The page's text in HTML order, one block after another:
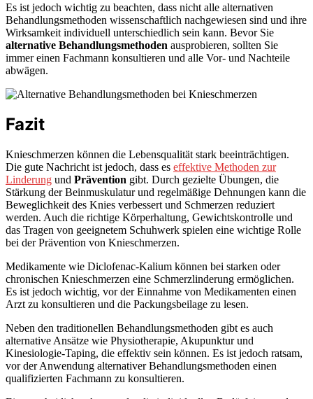
Es ist jedoch wichtig zu beachten, dass nicht alle alternativen
Behandlungsmethoden wissenschaftlich nachgewiesen sind und ihre
Wirksamkeit individuell unterschiedlich sein kann. Bevor Sie
alternative Behandlungsmethoden ausprobieren, sollten Sie
immer einen Fachmann konsultieren und alle Vor- und Nachteile
abwägen.
Fazit
Knieschmerzen können die Lebensqualität stark beeinträchtigen.
Die gute Nachricht ist jedoch, dass es effektive Methoden zur
Linderung und Prävention gibt. Durch gezielte Übungen, die
Stärkung der Beinmuskulatur und regelmäßige Dehnungen kann die
Beweglichkeit des Knies verbessert und Schmerzen reduziert
werden. Auch die richtige Körperhaltung, Gewichtskontrolle und
das Tragen von geeignetem Schuhwerk spielen eine wichtige Rolle
bei der Prävention von Knieschmerzen.
Medikamente wie Diclofenac-Kalium können bei starken oder
chronischen Knieschmerzen eine Schmerzlinderung ermöglichen.
Es ist jedoch wichtig, vor der Einnahme von Medikamenten einen
Arzt zu konsultieren und die Packungsbeilage zu lesen.
Neben den traditionellen Behandlungsmethoden gibt es auch
alternative Ansätze wie Physiotherapie, Akupunktur und
Kinesiologie-Taping, die effektiv sein können. Es ist jedoch ratsam,
vor der Anwendung alternativer Behandlungsmethoden einen
qualifizierten Fachmann zu konsultieren.